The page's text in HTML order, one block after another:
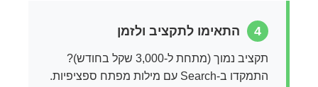
4 התאימו לתקציב ולזמן
תקציב נמוך (מתחת ל-3,000 שקל בחודש)?
התמקדו ב-Search עם מילות מפתח ספציפיות.